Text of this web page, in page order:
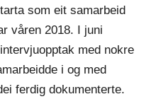
som eit samarbeid
våren 2018. I juni
med nokre
i og med
ferdig dokumenterte.